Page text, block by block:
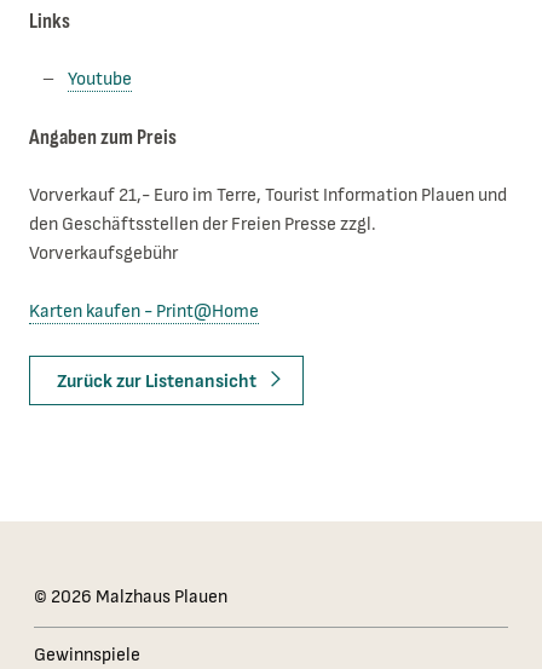
Links
Youtube
Angaben zum Preis
Vorverkauf 21,- Euro im Terre, Tourist Information Plauen und
den Geschäftsstellen der Freien Presse zzgl.
Vorverkaufsgebühr
Karten kaufen - Print@Home
Zurück zur Listenansicht
Das Kleingedruckte
© 2026 Malzhaus Plauen
Gewinnspiele